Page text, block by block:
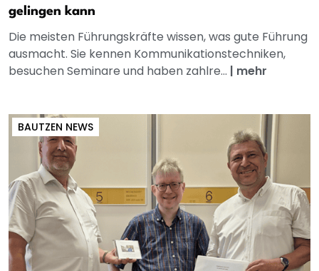
gelingen kann
Die meisten Führungskräfte wissen, was gute Führung
ausmacht. Sie kennen Kommunikationstechniken,
besuchen Seminare und haben zahlre... | mehr
BAUTZEN NEWS